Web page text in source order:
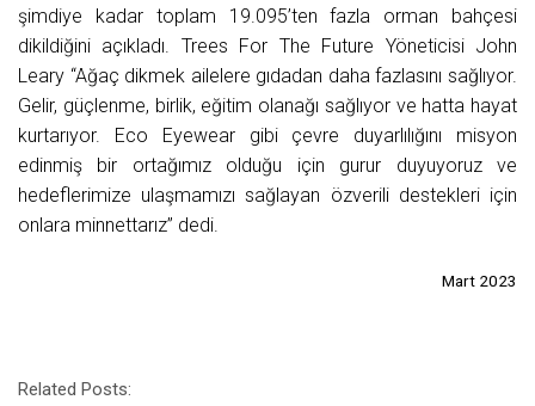
şimdiye kadar toplam 19.095’ten fazla orman bahçesi
dikildiğini açıkladı. Trees For The Future Yöneticisi John
Leary “Ağaç dikmek ailelere gıdadan daha fazlasını sağlıyor.
Gelir, güçlenme, birlik, eğitim olanağı sağlıyor ve hatta hayat
kurtarıyor. Eco Eyewear gibi çevre duyarlılığını misyon
edinmiş bir ortağımız olduğu için gurur duyuyoruz ve
hedeflerimize ulaşmamızı sağlayan özverili destekleri için
onlara minnettarız” dedi.
Mart 2023
Related Posts: